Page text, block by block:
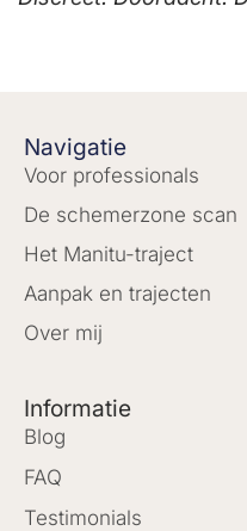
Informatie
Blog
FAQ
Testimonials
Navigatie
Voor professionals
De schemerzone scan
Het Manitu-traject
Aanpak en trajecten
Over mij